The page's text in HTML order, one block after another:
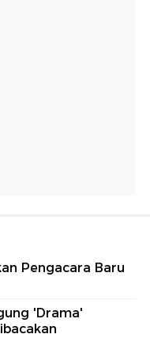
Pengacara Baru
'Drama'